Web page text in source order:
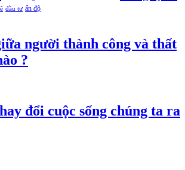
đầu tư ấn độ
người thành công và thất
?
đổi cuộc sống chúng ta ra